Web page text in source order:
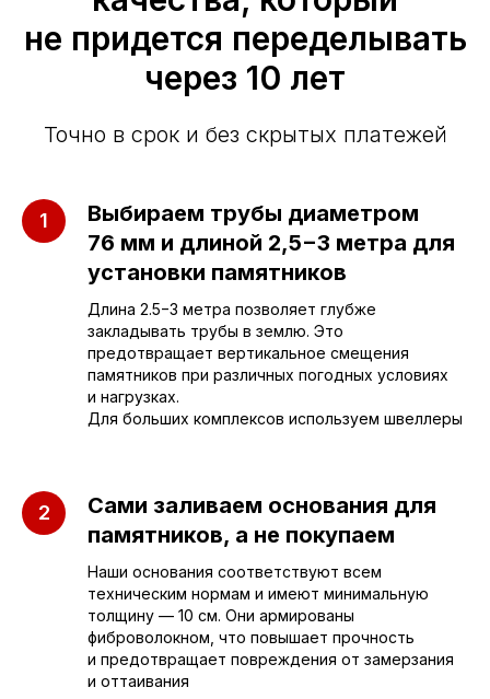
не придется переделывать
через 10 лет
Точно в срок и без скрытых платежей
Выбираем трубы диаметром
76 мм и длиной 2,5−3 метра для
установки памятников
Длина 2.5−3 метра позволяет глубже
закладывать трубы в землю. Это
предотвращает вертикальное смещения
памятников при различных погодных условиях
и нагрузках.
Для больших комплексов используем швеллеры
Сами заливаем основания для
памятников, а не покупаем
Наши основания соответствуют всем
техническим нормам и имеют минимальную
толщину — 10 см. Они армированы
фиброволокном, что повышает прочность
и предотвращает повреждения от замерзания
и оттаивания
в офис
sleza-v-kamne64@yandex.ru
+7 (962) 629-39-39
г. Саратов, улица имени Е.И.
Пугачёва, 156
г. Энгельс, Весёлая ул., 114
+7 (953) 637-24-55
Руководитель мастерской